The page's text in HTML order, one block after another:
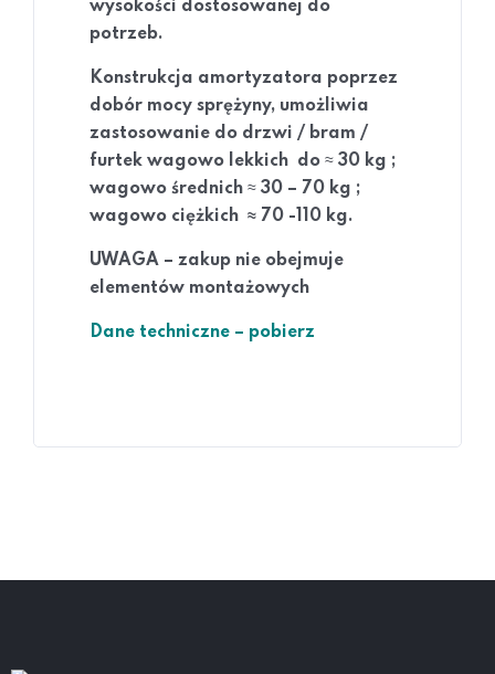
wysokości dostosowanej do
potrzeb.
Konstrukcja amortyzatora poprzez
dobór mocy sprężyny, umożliwia
zastosowanie do drzwi / bram /
furtek wagowo lekkich do ≈ 30 kg ;
wagowo średnich ≈ 30 – 70 kg ;
wagowo ciężkich ≈ 70 -110 kg.
UWAGA – zakup nie obejmuje
elementów montażowych
Dane techniczne – pobierz